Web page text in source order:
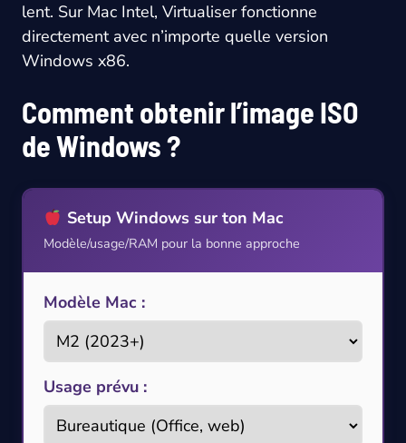
lent. Sur Mac Intel, Virtualiser fonctionne
directement avec n’importe quelle version
Windows x86.
Comment obtenir l’image ISO
de Windows ?
Setup Windows sur ton Mac
Modèle/usage/RAM pour la bonne approche
Modèle Mac :
Usage prévu :